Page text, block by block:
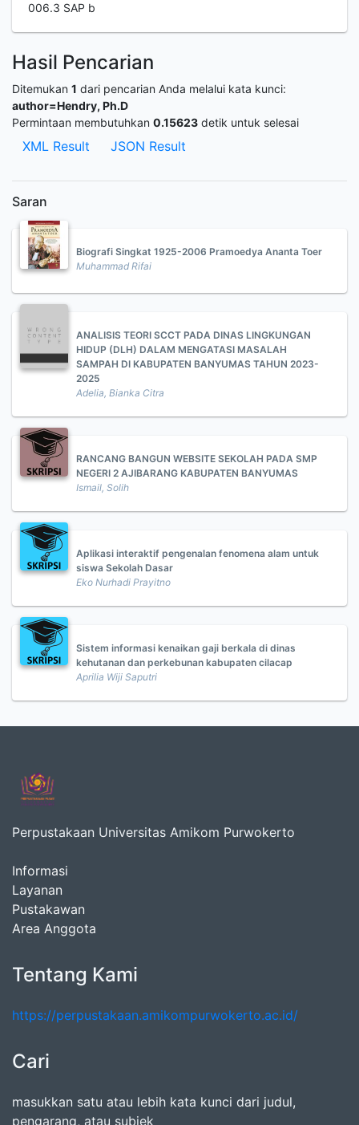
006.3 SAP b
Hasil Pencarian
Ditemukan 1 dari pencarian Anda melalui kata kunci:
author=Hendry, Ph.D
Permintaan membutuhkan 0.15623 detik untuk selesai
XML Result JSON Result
Saran
Biografi Singkat 1925-2006 Pramoedya Ananta Toer
Muhammad Rifai
ANALISIS TEORI SCCT PADA DINAS LINGKUNGAN
HIDUP (DLH) DALAM MENGATASI MASALAH
SAMPAH DI KABUPATEN BANYUMAS TAHUN 2023-
2025
Adelia, Bianka Citra
RANCANG BANGUN WEBSITE SEKOLAH PADA SMP
NEGERI 2 AJIBARANG KABUPATEN BANYUMAS
Ismail, Solih
Aplikasi interaktif pengenalan fenomena alam untuk
siswa Sekolah Dasar
Eko Nurhadi Prayitno
Sistem informasi kenaikan gaji berkala di dinas
kehutanan dan perkebunan kabupaten cilacap
Aprilia Wiji Saputri
Perpustakaan Universitas Amikom Purwokerto
Informasi
Layanan
Pustakawan
Area Anggota
Tentang Kami
https://perpustakaan.amikompurwokerto.ac.id/
Cari
masukkan satu atau lebih kata kunci dari judul,
pengarang, atau subjek